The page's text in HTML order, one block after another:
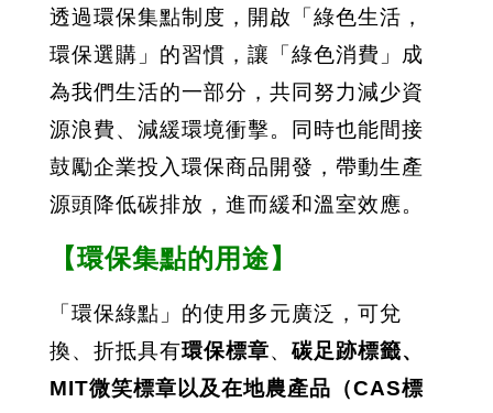
透過環保集點制度，開啟「綠色生活，
環保選購」的習慣，讓「綠色消費」成
為我們生活的一部分，共同努力減少資
源浪費、減緩環境衝擊。同時也能間接
鼓勵企業投入環保商品開發，帶動生產
源頭降低碳排放，進而緩和溫室效應。
【環保集點的用途】
「環保綠點」的使用多元廣泛，可兌
換、折抵具有環保標章、 碳足跡標籤、
MIT微笑標章以及在地農產品（CAS標